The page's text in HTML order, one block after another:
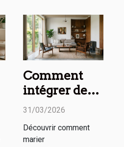
Comment
intégrer des
meubles
un espace
31/03/2026
Découvrir comment
marier